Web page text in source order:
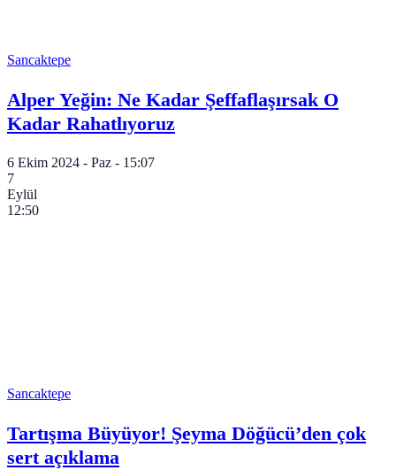
Sancaktepe
Alper Yeğin: Ne Kadar Şeffaflaşırsak O
Kadar Rahatlıyoruz
6 Ekim 2024 - Paz - 15:07
7
Eylül
12:50
Sancaktepe
Tartışma Büyüyor! Şeyma Döğücü’den çok
sert açıklama